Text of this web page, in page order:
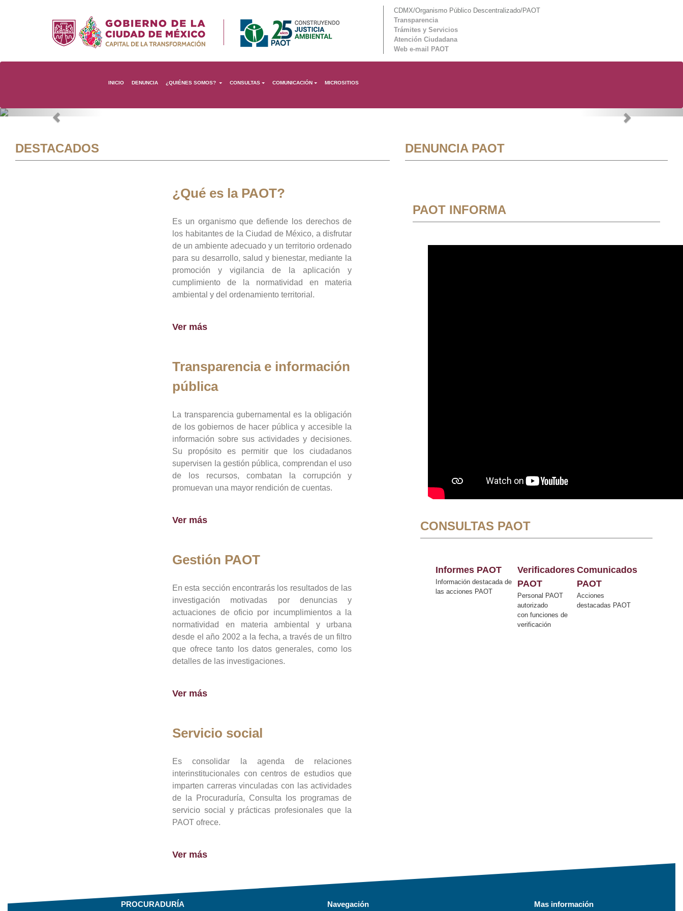
CDMX/Organismo Público Descentralizado/PAOT
Transparencia
Trámites y Servicios
Atención Ciudadana
Web e-mail PAOT
INICIO DENUNCIA ¿QUIÉNES SOMOS? CONSULTAS COMUNICACIÓN MICROSITIOS
Previous Next
DESTACADOS
¿Qué es la PAOT?
Es un organismo que defiende los derechos de
los habitantes de la Ciudad de México, a disfrutar
de un ambiente adecuado y un territorio ordenado
para su desarrollo, salud y bienestar, mediante la
promoción y vigilancia de la aplicación y
cumplimiento de la normatividad en materia
ambiental y del ordenamiento territorial.
Ver más
Transparencia e información
pública
La transparencia gubernamental es la obligación
de los gobiernos de hacer pública y accesible la
información sobre sus actividades y decisiones.
Su propósito es permitir que los ciudadanos
supervisen la gestión pública, comprendan el uso
de los recursos, combatan la corrupción y
promuevan una mayor rendición de cuentas.
Ver más
Gestión PAOT
En esta sección encontrarás los resultados de las
investigación motivadas por denuncias y
actuaciones de oficio por incumplimientos a la
normatividad en materia ambiental y urbana
desde el año 2002 a la fecha, a través de un filtro
que ofrece tanto los datos generales, como los
detalles de las investigaciones.
Ver más
Servicio social
Es consolidar la agenda de relaciones
interinstitucionales con centros de estudios que
imparten carreras vinculadas con las actividades
de la Procuraduría, Consulta los programas de
servicio social y prácticas profesionales que la
PAOT ofrece.
Ver más
DENUNCIA PAOT
PAOT INFORMA
CONSULTAS PAOT
Informes PAOT
Información destacada de
las acciones PAOT
Verificadores
PAOT
Personal PAOT
autorizado
con funciones de
verificación
Comunicados
PAOT
Acciones
destacadas PAOT
PROCURADURÍA Navegación Mas información